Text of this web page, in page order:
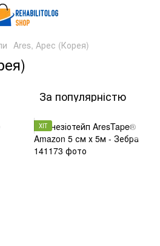
Ares, Арес (Корея)
За популярністю
ХІТ